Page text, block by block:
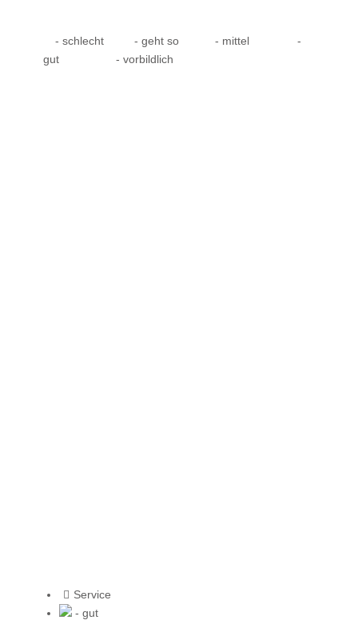
- schlecht - geht so - mittel
-
gut
- vorbildlich
Service
- gut